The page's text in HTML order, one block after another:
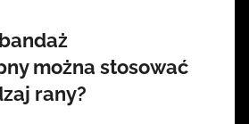
można stosować
rany?